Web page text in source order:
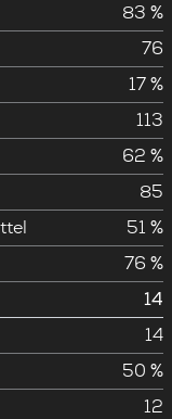
83 %
76
17 %
113
62 %
85
51 %
76 %
14
14
50 %
12